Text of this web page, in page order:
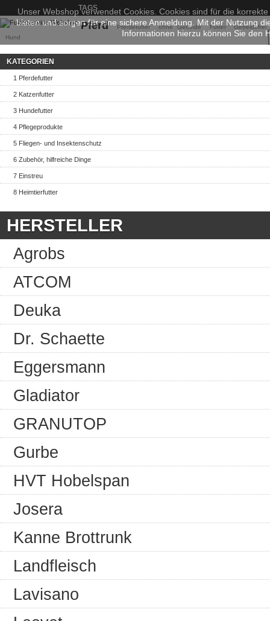
TAGS
Pferd Pferdefutter ohne Getreide Futter
Getreidefrei
Hund
KATEGORIEN
1 Pferdefutter
2 Katzenfutter
3 Hundefutter
4 Pflegeprodukte
5 Fliegen- und Insektenschutz
6 Zubehör, hilfreiche Dinge
7 Einstreu
8 Heimtierfutter
HERSTELLER
Agrobs
ATCOM
Deuka
Dr. Schaette
Eggersmann
Gladiator
GRANUTOP
Gurbe
HVT Hobelspan
Josera
Kanne Brottrunk
Landfleisch
Lavisano
Unser Webshop verwendet Cookies. Cookies sind für die
bieten und sorgen für eine sichere Anmeldung. Mit der Nutzung
Informationen hierzu können Sie den